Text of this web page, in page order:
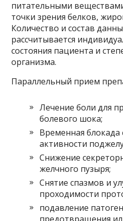
питательными
точки зрения белков,
Количество и состав
рассчитывается
состояния пациента и
организма.
Параллельный прием
Лечение боли для
болевого шока;
Временная
активности
Снижение
желчного пузыря;
Снятие спазмов и
проходимости
подавление